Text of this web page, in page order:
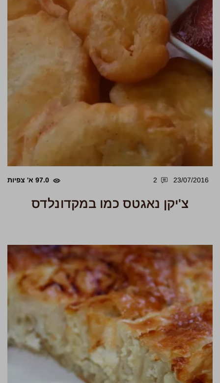
23/07/2016
2 97.0 א' צפיות
צ'יקן נאגטס כמו במקדונלדס